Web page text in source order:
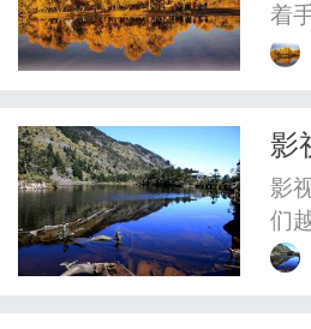
着
重
手
影
影
们
知